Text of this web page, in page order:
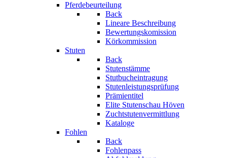
Pferdebeurteilung
Back
Lineare Beschreibung
Bewertungskomission
Körkommission
Stuten
Back
Stutenstämme
Stutbucheintragung
Stutenleistungsprüfung
Prämientitel
Elite Stutenschau Höven
Zuchtstutenvermittlung
Kataloge
Fohlen
Back
Fohlenpass